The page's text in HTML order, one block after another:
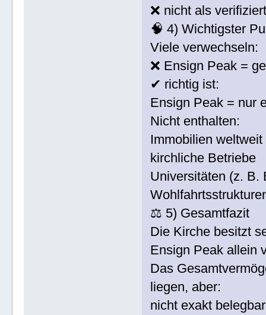
❌ nicht als
🧠 4) Wichtigster
Viele verwechseln:
❌ Ensign Peak =
✔ richtig ist:
Ensign Peak = nur
Nicht enthalten:
Immobilien weltweit
kirchliche Betriebe
Universitäten (z. B.
⚖️ 5) Gesamtfazit
Die Kirche besitzt
Ensign Peak allein
Das
liegen, aber:
nicht exakt belegbar